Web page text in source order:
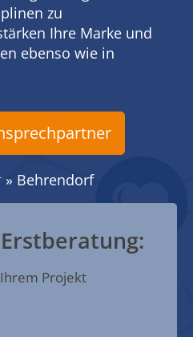
zu
Ihre Marke und
ebenso wie in
» Behrendorf
Projekt